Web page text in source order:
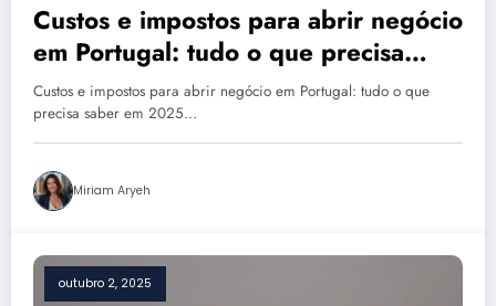
Custos e impostos para abrir negócio
em Portugal: tudo o que precisa
saber em 2025
Custos e impostos para abrir negócio em Portugal: tudo o que
precisa saber em 2025…
Miriam Aryeh
outubro 2, 2025